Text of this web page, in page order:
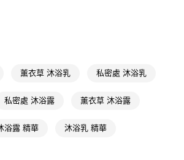
」】
到商品之後才付款」的支付方式。 讓您購物簡單
、不需綁卡、不需儲值。
服務後，再付款。
薰衣草 沐浴乳 私密處 沐浴乳
私密處 沐浴露 薰衣草 沐浴露
浴露 精華 沐浴乳 精華